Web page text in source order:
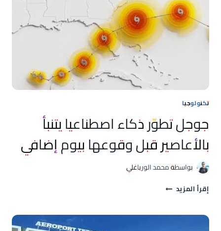
حر
تبلغ
45
درجة
وزخات
تكنولوجيا
جوجل تطوّر ذكاء اصطناعيا يتنبأ
بالأعاصير قبل وقوعها بيوم إضافي
بواسطةمحمد الورياغلي
إقرأ المزيد جوجل
اصطناعيا